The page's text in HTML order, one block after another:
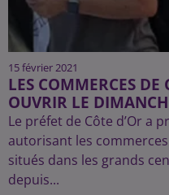
15 février 2021
LES COMMERCES DE
OUVRIR LE
Le préfet de Côte d’Or a
autorisant les
situés dans les grands
depuis...